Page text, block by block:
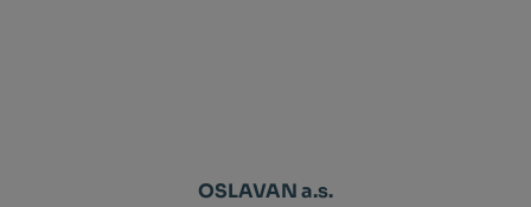
OSLAVAN a.s.